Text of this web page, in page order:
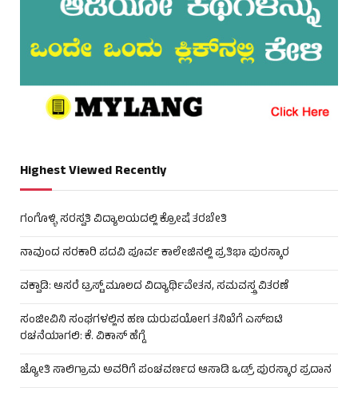
Highest Viewed Recently
ಗಂಗೊಳ್ಳಿ ಸರಸ್ವತಿ ವಿದ್ಯಾಲಯದಲ್ಲಿ ಕ್ರೋಷೆ ತರಬೇತಿ
ನಾವುಂದ ಸರಕಾರಿ ಪದವಿ ಪೂರ್ವ ಕಾಲೇಜಿನಲ್ಲಿ ಪ್ರತಿಭಾ ಪುರಸ್ಕಾರ
ವಕ್ವಾಡಿ: ಆಸರೆ ಟ್ರಸ್ಟ್ ಮೂಲದ ವಿದ್ಯಾರ್ಥಿವೇತನ, ಸಮವಸ್ತ್ರ ವಿತರಣೆ
ಸಂಜೀವಿನಿ ಸಂಘಗಳಲ್ಲಿನ ಹಣ ದುರುಪಯೋಗ ತನಿಖೆಗೆ ಎಸ್‌ಐಟಿ
ರಚನೆಯಾಗಲಿ: ಕೆ. ವಿಕಾಸ್ ಹೆಗ್ಡೆ
ಜ್ಯೋತಿ ಸಾಲಿಗ್ರಾಮ ಅವರಿಗೆ ಪಂಚವರ್ಣದ ಆಸಾಡಿ ಒಡ್ರ್ ಪುರಸ್ಕಾರ ಪ್ರದಾನ